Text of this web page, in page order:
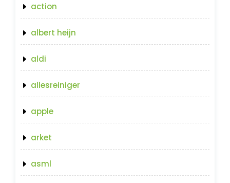
action
albert heijn
aldi
allesreiniger
apple
arket
asml